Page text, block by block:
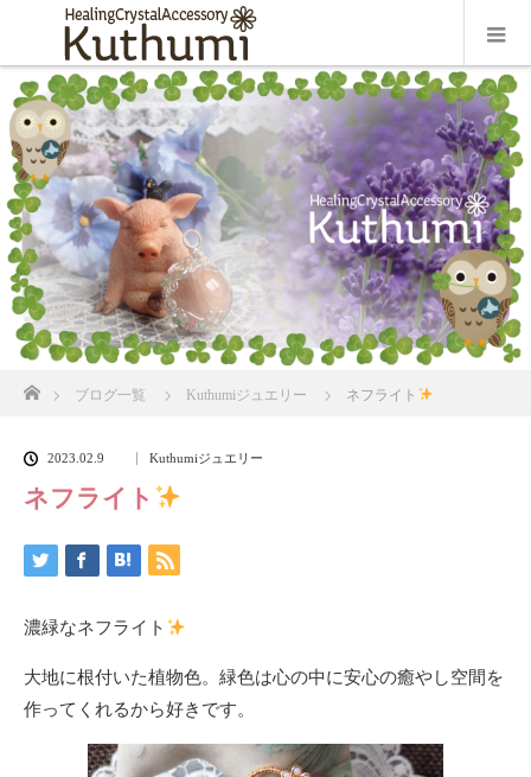
ブログ一覧 Kuthumiジュエリー ネフライト
2023.02.9 Kuthumiジュエリー
ネフライト
濃緑なネフライト
大地に根付いた植物色。緑色は心の中に安心の癒やし空間を
作ってくれるから好きです。